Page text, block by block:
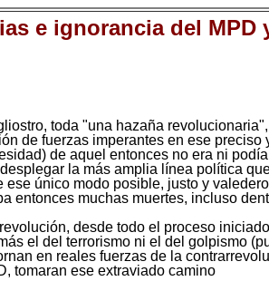
e ignorancia del MPD
toda "una hazaña
de fuerzas imperantes en ese preciso
de aquel entonces no era ni
la más amplia línea política
único modo posible, justo y
entonces muchas muertes, incluso
desde todo el proceso iniciado
el del terrorismo ni el del golpismo
en reales fuerzas de la
tomaran ese extraviado camino